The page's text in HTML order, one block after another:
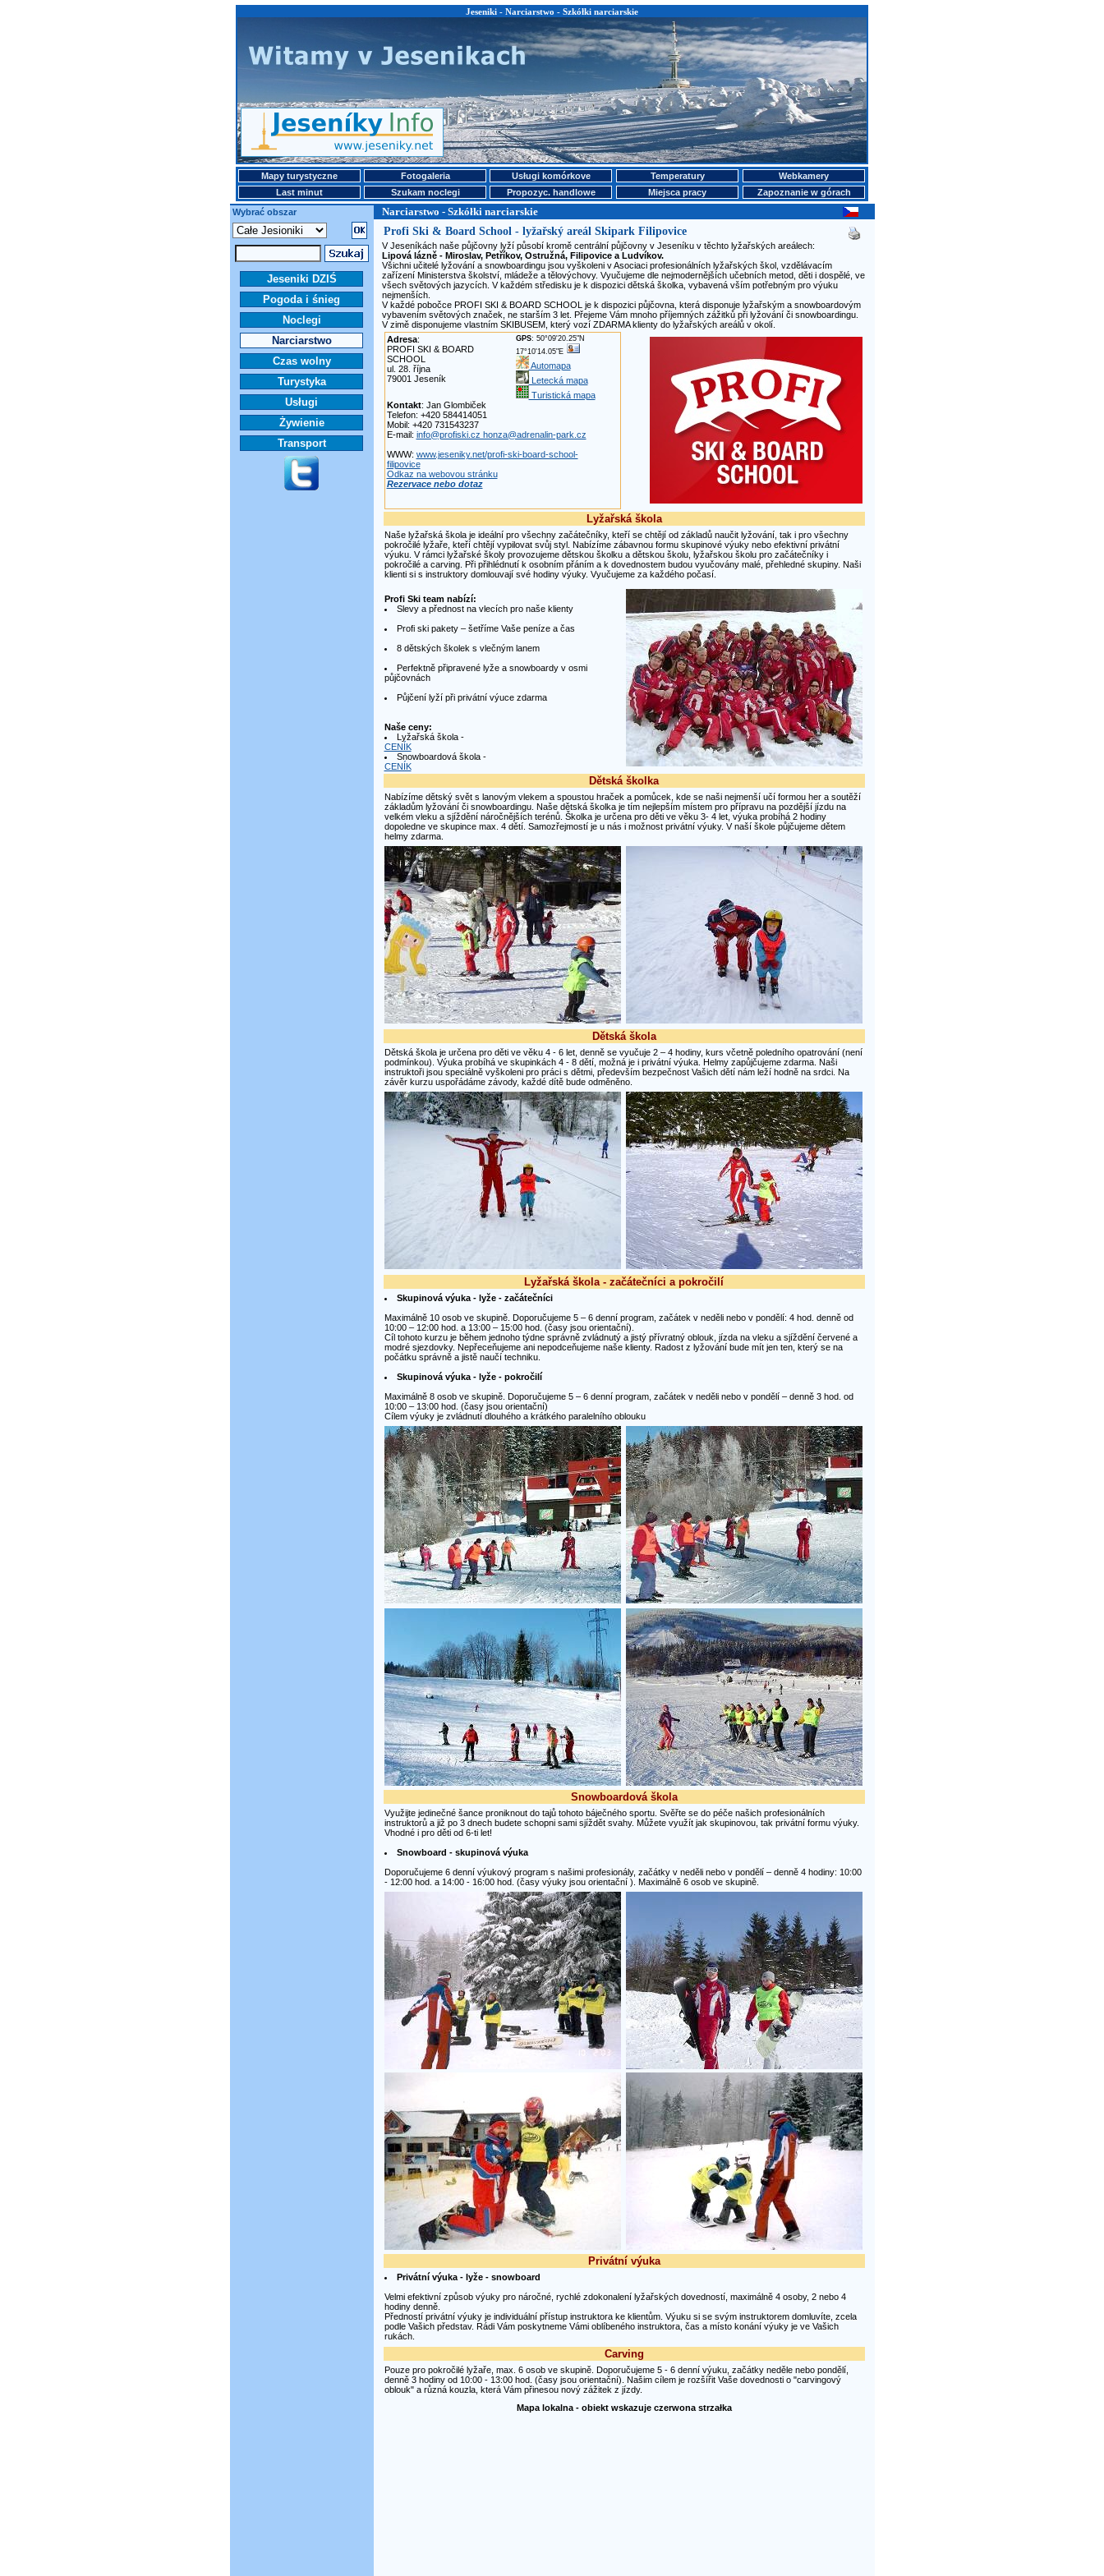
Jeseniki - Narciarstwo - Szkółki narciarskie
Mapy turystyczne Fotogaleria Usługi komórkove Temperatury
Webkamery
Last minut
Szukam noclegi Propozyc. handlowe Miejsca pracy
Zapoznanie w górach
Wybrać obszar
Narciarstwo - Szkółki narciarskie
Jeseniki DZIŚ
Pogoda i śnieg
Noclegi
Narciarstwo
Czas wolny
Turystyka
Usługi
Żywienie
Transport
Profi Ski & Board School - lyžařský areál Skipark Filipovice
V Jeseníkách naše půjčovny lyží působí kromě centrální půjčovny v Jeseníku v těchto lyžařských areálech:
Lipová lázně - Miroslav, Petříkov, Ostružná, Filipovice a Ludvíkov.
Všichni učitelé lyžování a snowboardingu jsou vyškoleni v Asociaci profesionálních lyžařských škol, vzdělávacím
zařízení Ministerstva školství, mládeže a tělovýchovy. Vyučujeme dle nejmodernějších učebních metod, děti i dospělé, ve
všech světových jazycích. V každém středisku je k dispozici dětská školka, vybavená vším potřebným pro výuku
nejmenších.
V každé pobočce PROFI SKI & BOARD SCHOOL je k dispozici půjčovna, která disponuje lyžařským a snowboardovým
vybavením světových značek, ne starším 3 let. Přejeme Vám mnoho příjemných zážitků při lyžování či snowboardingu.
V zimě disponujeme vlastním SKIBUSEM, který vozí ZDARMA klienty do lyžařských areálů v okolí.
Adresa:
PROFI SKI & BOARD
SCHOOL
ul. 28. října
79001 Jeseník
GPS: 50°09'20.25"N
17°10'14.05"E
Automapa
Letecká mapa
Turistická mapa
Kontakt: Jan Glombiček
Telefon: +420 584414051
Mobil: +420 731543237
E-mail: info@profiski.cz honza@adrenalin-park.cz
WWW: www.jeseniky.net/profi-ski-board-school-
filipovice
Odkaz na webovou stránku
Rezervace nebo dotaz
Lyžařská škola
Naše lyžařská škola je ideální pro všechny začátečníky, kteří se chtějí od základů naučit lyžování, tak i pro všechny
pokročilé lyžaře, kteří chtějí vypilovat svůj styl. Nabízíme zábavnou formu skupinové výuky nebo efektivní privátní
výuku. V rámci lyžařské školy provozujeme dětskou školku a dětskou školu, lyžařskou školu pro začátečníky i
pokročilé a carving. Při přihlédnutí k osobním přáním a k dovednostem budou vyučovány malé, přehledné skupiny. Naši
klienti si s instruktory domlouvají své hodiny výuky. Vyučujeme za každého počasí.
Profi Ski team nabízí:
Slevy a přednost na vlecích pro naše klienty
Profi ski pakety – šetříme Vaše peníze a čas
8 dětských školek s vlečným lanem
Perfektně připravené lyže a snowboardy v osmi
půjčovnách
Půjčení lyží při privátní výuce zdarma
Naše ceny:
Lyžařská škola -
CENÍK
Snowboardová škola -
CENÍK
Dětská školka
Nabízíme dětský svět s lanovým vlekem a spoustou hraček a pomůcek, kde se naši nejmenší učí formou her a soutěží
základům lyžování či snowboardingu. Naše dětská školka je tím nejlepším místem pro přípravu na pozdější jízdu na
velkém vleku a sjíždění náročnějších terénů. Školka je určena pro děti ve věku 3- 4 let, výuka probíhá 2 hodiny
dopoledne ve skupince max. 4 dětí. Samozřejmostí je u nás i možnost privátní výuky. V naší škole půjčujeme dětem
helmy zdarma.
Dětská škola
Dětská škola je určena pro děti ve věku 4 - 6 let, denně se vyučuje 2 – 4 hodiny, kurs včetně poledního opatrování (není
podmínkou). Výuka probíhá ve skupinkách 4 - 8 dětí, možná je i privátní výuka. Helmy zapůjčujeme zdarma. Naši
instruktoři jsou speciálně vyškoleni pro práci s dětmi, především bezpečnost Vašich dětí nám leží hodně na srdci. Na
závěr kurzu uspořádáme závody, každé dítě bude odměněno.
Lyžařská škola - začátečníci a pokročilí
Skupinová výuka - lyže - začátečníci
Maximálně 10 osob ve skupině. Doporučujeme 5 – 6 denní program, začátek v neděli nebo v pondělí: 4 hod. denně od
10:00 – 12:00 hod. a 13:00 – 15:00 hod. (časy jsou orientační).
Cíl tohoto kurzu je během jednoho týdne správně zvládnutý a jistý přívratný oblouk, jízda na vleku a sjíždění červené a
modré sjezdovky. Nepřeceňujeme ani nepodceňujeme naše klienty. Radost z lyžování bude mít jen ten, který se na
počátku správně a jistě naučí techniku.
Skupinová výuka - lyže - pokročilí
Maximálně 8 osob ve skupině. Doporučujeme 5 – 6 denní program, začátek v neděli nebo v pondělí – denně 3 hod. od
10:00 – 13:00 hod. (časy jsou orientační)
Cílem výuky je zvládnutí dlouhého a krátkého paralelního oblouku
Snowboardová škola
Využijte jedinečné šance proniknout do tajů tohoto báječného sportu. Svěřte se do péče našich profesionálních
instruktorů a již po 3 dnech budete schopni sami sjíždět svahy. Můžete využít jak skupinovou, tak privátní formu výuky.
Vhodné i pro děti od 6-ti let!
Snowboard - skupinová výuka
Doporučujeme 6 denní výukový program s našimi profesionály, začátky v neděli nebo v pondělí – denně 4 hodiny: 10:00
- 12:00 hod. a 14:00 - 16:00 hod. (časy výuky jsou orientační ). Maximálně 6 osob ve skupině.
Privátní výuka
Privátní výuka - lyže - snowboard
Velmi efektivní způsob výuky pro náročné, rychlé zdokonalení lyžařských dovedností, maximálně 4 osoby, 2 nebo 4
hodiny denně.
Předností privátní výuky je individuální přístup instruktora ke klientům. Výuku si se svým instruktorem domluvíte, zcela
podle Vašich představ. Rádi Vám poskytneme Vámi oblíbeného instruktora, čas a místo konání výuky je ve Vašich
rukách.
Carving
Pouze pro pokročilé lyžaře, max. 6 osob ve skupině. Doporučujeme 5 - 6 denní výuku, začátky neděle nebo pondělí,
denně 3 hodiny od 10:00 - 13:00 hod. (časy jsou orientační). Našim cílem je rozšířit Vaše dovednosti o "carvingový
oblouk" a různá kouzla, která Vám přinesou nový zážitek z jízdy.
Mapa lokalna - obiekt wskazuje czerwona strzałka